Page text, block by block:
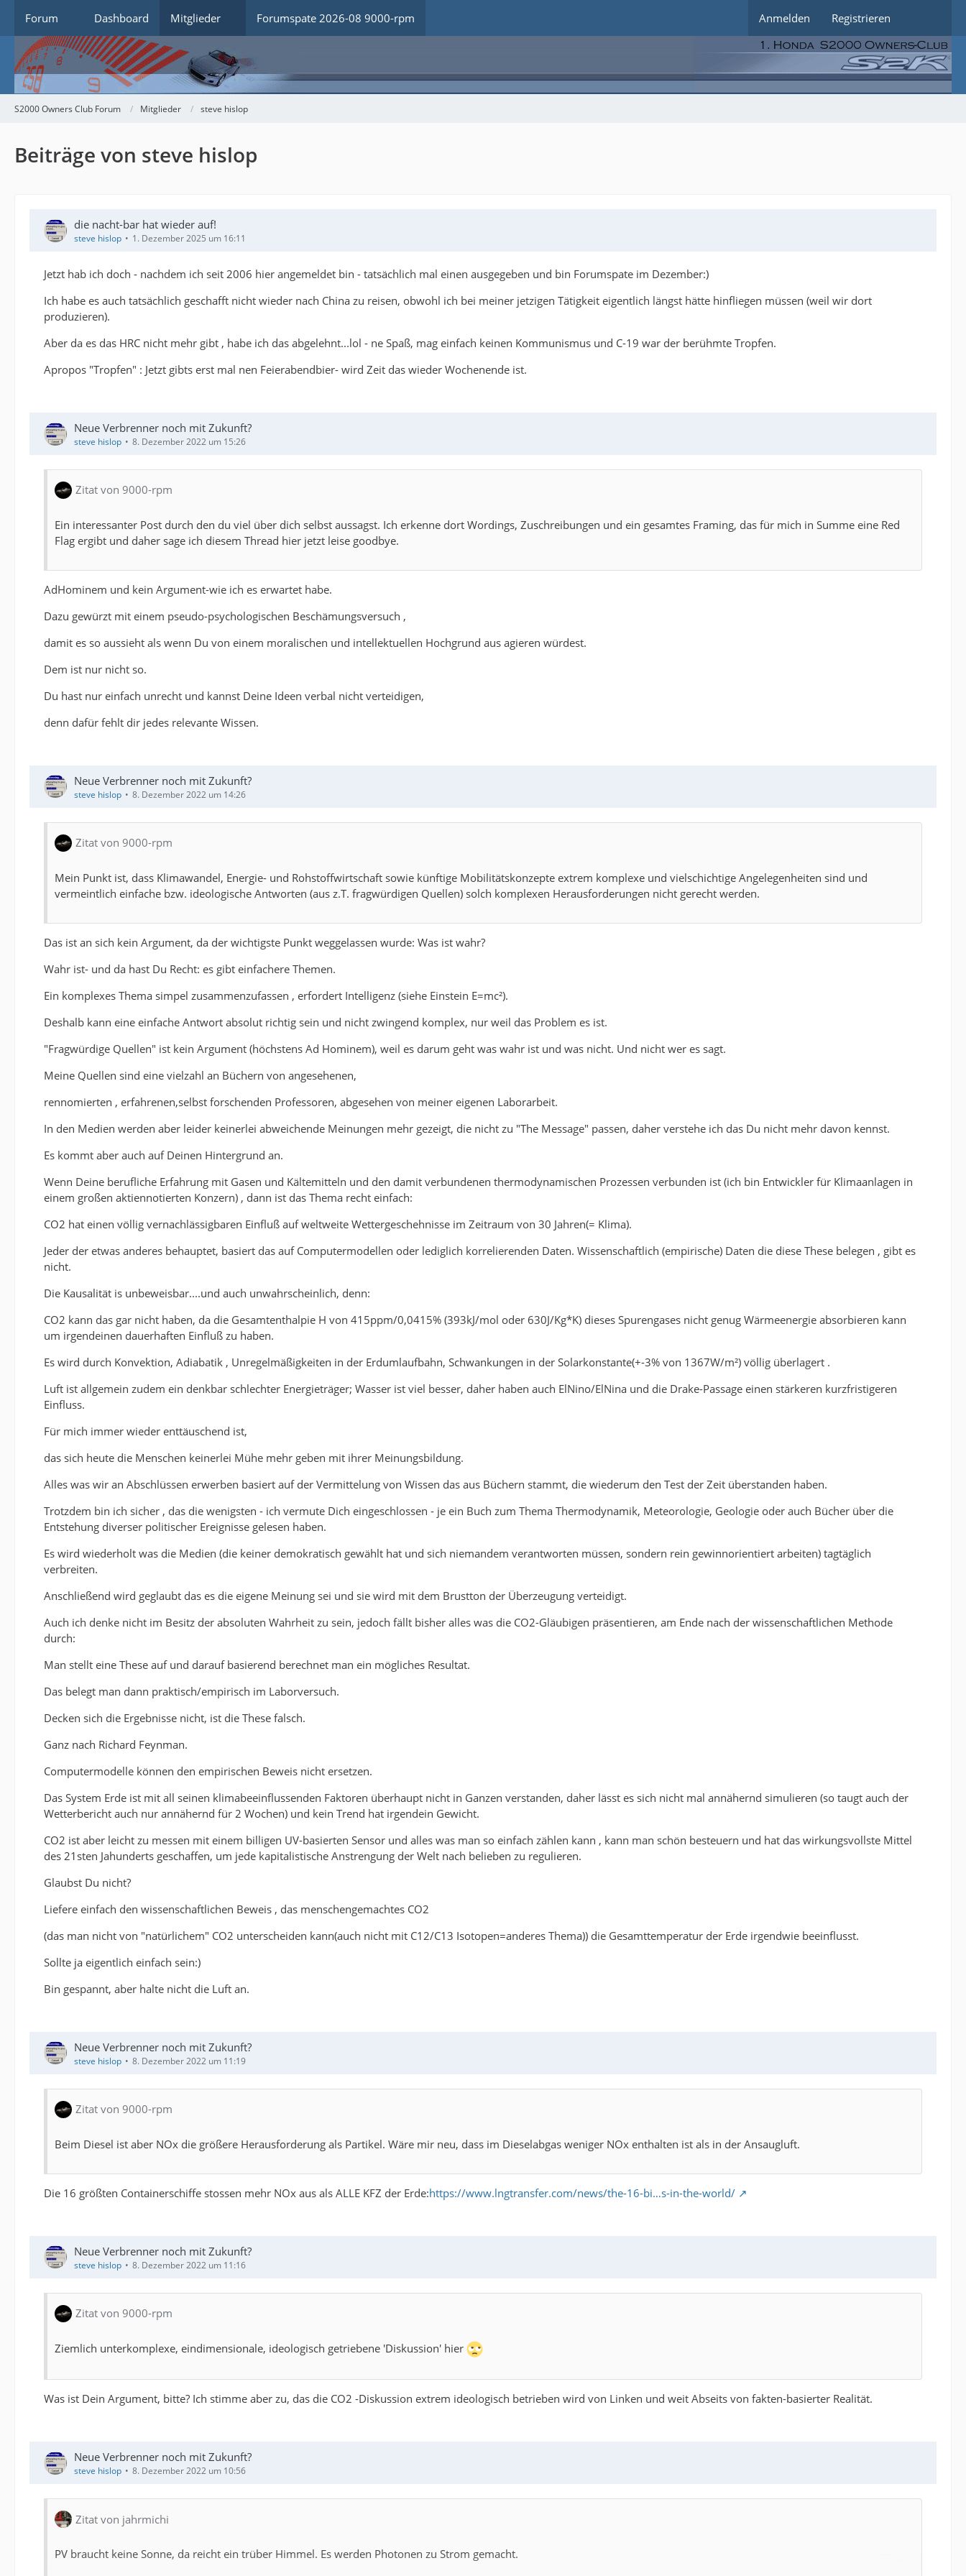
Forum Dashboard Mitglieder Forumspate 2026-08 9000-rpm Anmelden Registrieren
S2000 Owners Club Forum Mitglieder steve hislop
Beiträge von steve hislop
die nacht-bar hat wieder auf!
steve hislop 1. Dezember 2025 um 16:11
Jetzt hab ich doch - nachdem ich seit 2006 hier angemeldet bin - tatsächlich mal einen ausgegeben und bin Forumspate im Dezember:)
Ich habe es auch tatsächlich geschafft nicht wieder nach China zu reisen, obwohl ich bei meiner jetzigen Tätigkeit eigentlich längst hätte hinfliegen müssen (weil wir dort
produzieren).
Aber da es das HRC nicht mehr gibt , habe ich das abgelehnt...lol - ne Spaß, mag einfach keinen Kommunismus und C-19 war der berühmte Tropfen.
Apropos "Tropfen" : Jetzt gibts erst mal nen Feierabendbier- wird Zeit das wieder Wochenende ist.
Neue Verbrenner noch mit Zukunft?
steve hislop 8. Dezember 2022 um 15:26
Zitat von 9000-rpm
Ein interessanter Post durch den du viel über dich selbst aussagst. Ich erkenne dort Wordings, Zuschreibungen und ein gesamtes Framing, das für mich in Summe eine Red
Flag ergibt und daher sage ich diesem Thread hier jetzt leise goodbye.
AdHominem und kein Argument-wie ich es erwartet habe.
Dazu gewürzt mit einem pseudo-psychologischen Beschämungsversuch ,
damit es so aussieht als wenn Du von einem moralischen und intellektuellen Hochgrund aus agieren würdest.
Dem ist nur nicht so.
Du hast nur einfach unrecht und kannst Deine Ideen verbal nicht verteidigen,
denn dafür fehlt dir jedes relevante Wissen.
Neue Verbrenner noch mit Zukunft?
steve hislop 8. Dezember 2022 um 14:26
Zitat von 9000-rpm
Mein Punkt ist, dass Klimawandel, Energie- und Rohstoffwirtschaft sowie künftige Mobilitätskonzepte extrem komplexe und vielschichtige Angelegenheiten sind und
vermeintlich einfache bzw. ideologische Antworten (aus z.T. fragwürdigen Quellen) solch komplexen Herausforderungen nicht gerecht werden.
Das ist an sich kein Argument, da der wichtigste Punkt weggelassen wurde: Was ist wahr?
Wahr ist- und da hast Du Recht: es gibt einfachere Themen.
Ein komplexes Thema simpel zusammenzufassen , erfordert Intelligenz (siehe Einstein E=mc²).
Deshalb kann eine einfache Antwort absolut richtig sein und nicht zwingend komplex, nur weil das Problem es ist.
"Fragwürdige Quellen" ist kein Argument (höchstens Ad Hominem), weil es darum geht was wahr ist und was nicht. Und nicht wer es sagt.
Meine Quellen sind eine vielzahl an Büchern von angesehenen,
rennomierten , erfahrenen,selbst forschenden Professoren, abgesehen von meiner eigenen Laborarbeit.
In den Medien werden aber leider keinerlei abweichende Meinungen mehr gezeigt, die nicht zu "The Message" passen, daher verstehe ich das Du nicht mehr davon kennst.
Es kommt aber auch auf Deinen Hintergrund an.
Wenn Deine berufliche Erfahrung mit Gasen und Kältemitteln und den damit verbundenen thermodynamischen Prozessen verbunden ist (ich bin Entwickler für Klimaanlagen in
einem großen aktiennotierten Konzern) , dann ist das Thema recht einfach:
CO2 hat einen völlig vernachlässigbaren Einfluß auf weltweite Wettergeschehnisse im Zeitraum von 30 Jahren(= Klima).
Jeder der etwas anderes behauptet, basiert das auf Computermodellen oder lediglich korrelierenden Daten. Wissenschaftlich (empirische) Daten die diese These belegen , gibt es
nicht.
Die Kausalität is unbeweisbar....und auch unwahrscheinlich, denn:
CO2 kann das gar nicht haben, da die Gesamtenthalpie H von 415ppm/0,0415% (393kJ/mol oder 630J/Kg*K) dieses Spurengases nicht genug Wärmeenergie absorbieren kann
um irgendeinen dauerhaften Einfluß zu haben.
Es wird durch Konvektion, Adiabatik , Unregelmäßigkeiten in der Erdumlaufbahn, Schwankungen in der Solarkonstante(+-3% von 1367W/m²) völlig überlagert .
Luft ist allgemein zudem ein denkbar schlechter Energieträger; Wasser ist viel besser, daher haben auch ElNino/ElNina und die Drake-Passage einen stärkeren kurzfristigeren
Einfluss.
Für mich immer wieder enttäuschend ist,
das sich heute die Menschen keinerlei Mühe mehr geben mit ihrer Meinungsbildung.
Alles was wir an Abschlüssen erwerben basiert auf der Vermittelung von Wissen das aus Büchern stammt, die wiederum den Test der Zeit überstanden haben.
Trotzdem bin ich sicher , das die wenigsten - ich vermute Dich eingeschlossen - je ein Buch zum Thema Thermodynamik, Meteorologie, Geologie oder auch Bücher über die
Entstehung diverser politischer Ereignisse gelesen haben.
Es wird wiederholt was die Medien (die keiner demokratisch gewählt hat und sich niemandem verantworten müssen, sondern rein gewinnorientiert arbeiten) tagtäglich
verbreiten.
Anschließend wird geglaubt das es die eigene Meinung sei und sie wird mit dem Brustton der Überzeugung verteidigt.
Auch ich denke nicht im Besitz der absoluten Wahrheit zu sein, jedoch fällt bisher alles was die CO2-Gläubigen präsentieren, am Ende nach der wissenschaftlichen Methode
durch:
Man stellt eine These auf und darauf basierend berechnet man ein mögliches Resultat.
Das belegt man dann praktisch/empirisch im Laborversuch.
Decken sich die Ergebnisse nicht, ist die These falsch.
Ganz nach Richard Feynman.
Computermodelle können den empirischen Beweis nicht ersetzen.
Das System Erde ist mit all seinen klimabeeinflussenden Faktoren überhaupt nicht in Ganzen verstanden, daher lässt es sich nicht mal annähernd simulieren (so taugt auch der
Wetterbericht auch nur annähernd für 2 Wochen) und kein Trend hat irgendein Gewicht.
CO2 ist aber leicht zu messen mit einem billigen UV-basierten Sensor und alles was man so einfach zählen kann , kann man schön besteuern und hat das wirkungsvollste Mittel
des 21sten Jahunderts geschaffen, um jede kapitalistische Anstrengung der Welt nach belieben zu regulieren.
Glaubst Du nicht?
Liefere einfach den wissenschaftlichen Beweis , das menschengemachtes CO2
(das man nicht von "natürlichem" CO2 unterscheiden kann(auch nicht mit C12/C13 Isotopen=anderes Thema)) die Gesamttemperatur der Erde irgendwie beeinflusst.
Sollte ja eigentlich einfach sein:)
Bin gespannt, aber halte nicht die Luft an.
Neue Verbrenner noch mit Zukunft?
steve hislop 8. Dezember 2022 um 11:19
Zitat von 9000-rpm
Beim Diesel ist aber NOx die größere Herausforderung als Partikel. Wäre mir neu, dass im Dieselabgas weniger NOx enthalten ist als in der Ansaugluft.
Die 16 größten Containerschiffe stossen mehr NOx aus als ALLE KFZ der Erde:https://www.lngtransfer.com/news/the-16-bi…s-in-the-world/
Neue Verbrenner noch mit Zukunft?
steve hislop 8. Dezember 2022 um 11:16
Zitat von 9000-rpm
Ziemlich unterkomplexe, eindimensionale, ideologisch getriebene 'Diskussion' hier
Was ist Dein Argument, bitte? Ich stimme aber zu, das die CO2 -Diskussion extrem ideologisch betrieben wird von Linken und weit Abseits von fakten-basierter Realität.
Neue Verbrenner noch mit Zukunft?
steve hislop 8. Dezember 2022 um 10:56
Zitat von jahrmichi
PV braucht keine Sonne, da reicht ein trüber Himmel. Es werden Photonen zu Strom gemacht.